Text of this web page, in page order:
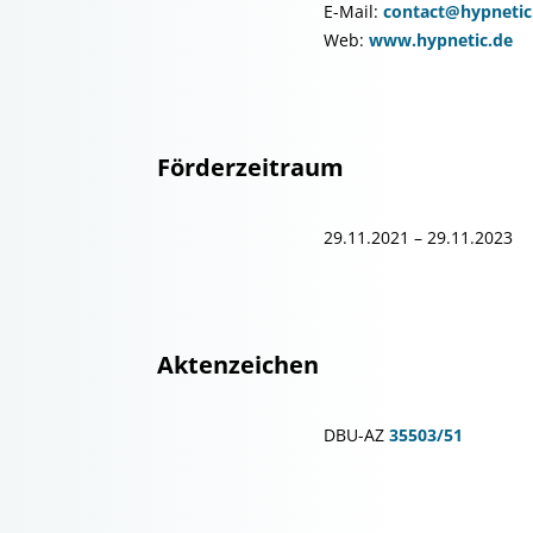
E-Mail:
Web: www.hypnetic.de
Förderzeitraum
29.11.2021 – 29.11.2023
Aktenzeichen
DBU-AZ 35503/51